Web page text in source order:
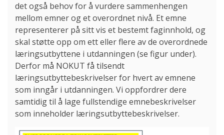
det også behov for å vurdere sammenhengen
mellom emner og et overordnet nivå. Et emne
representerer på sitt vis et bestemt faginnhold, og
skal støtte opp om ett eller flere av de overordnede
læringsutbyttene i utdanningen (se figur under).
Derfor må NOKUT få tilsendt
læringsutbyttebeskrivelser for hvert av emnene
som inngår i utdanningen. Vi oppfordrer dere
samtidig til å lage fullstendige emnebeskrivelser
som inneholder læringsutbyttebeskrivelser.